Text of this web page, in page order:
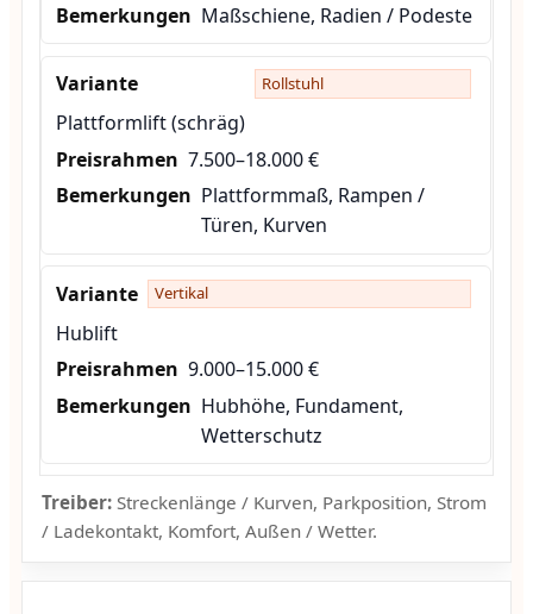
Maßschiene, Radien / Podeste
Rollstuhl
Plattformlift (schräg)
7.500–18.000 €
Plattformmaß, Rampen /
Türen, Kurven
Vertikal
Hublift
9.000–15.000 €
Hubhöhe, Fundament,
Wetterschutz
Treiber:Streckenlänge / Kurven, Parkposition, Strom
/ Ladekontakt, Komfort, Außen / Wetter.